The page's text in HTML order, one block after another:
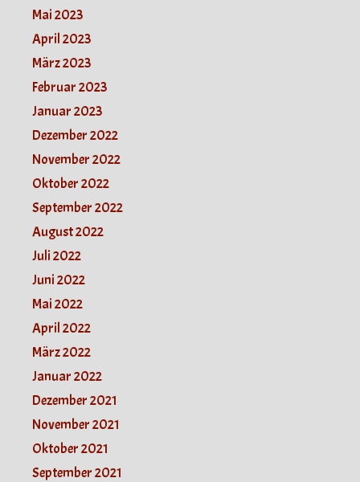
Mai 2023
April 2023
März 2023
Februar 2023
Januar 2023
Dezember 2022
November 2022
Oktober 2022
September 2022
August 2022
Juli 2022
Juni 2022
Mai 2022
April 2022
März 2022
Januar 2022
Dezember 2021
November 2021
Oktober 2021
September 2021